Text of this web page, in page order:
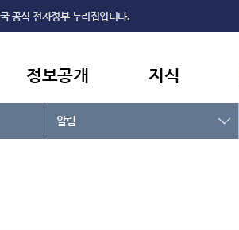
공식 전자정부 누리집입니다.
정보공개 지식
알림